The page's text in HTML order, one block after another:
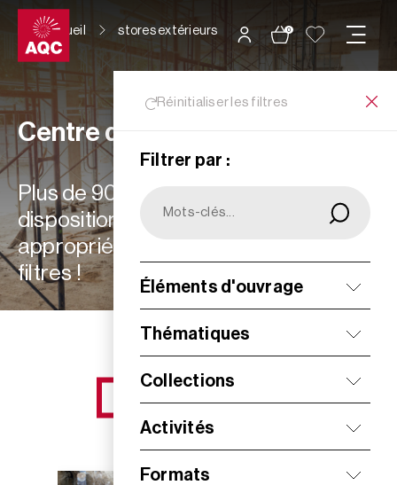
Panneau de gestion des cookies
0
Accueil stores extérieurs
Réinitialiser les filtres
Filtrer par :
Éléments d'ouvrage
Thématiques
Collections
Activités
Formats
Centre de ressources
Plus de 900 ressources à votre
disposition : choisissez les plus
appropriées à vos besoins grâce aux
filtres !
NOS NOUVEAUTÉS